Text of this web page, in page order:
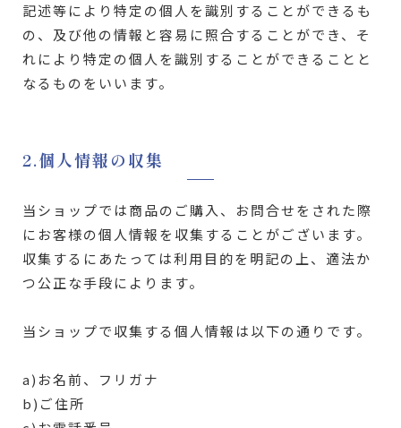
記述等により特定の個人を識別することができるも
の、及び他の情報と容易に照合することができ、そ
れにより特定の個人を識別することができることと
なるものをいいます。
2.個人情報の収集
当ショップでは商品のご購入、お問合せをされた際
にお客様の個人情報を収集することがございます。
収集するにあたっては利用目的を明記の上、適法か
つ公正な手段によります。
当ショップで収集する個人情報は以下の通りです。
a)お名前、フリガナ
b)ご住所